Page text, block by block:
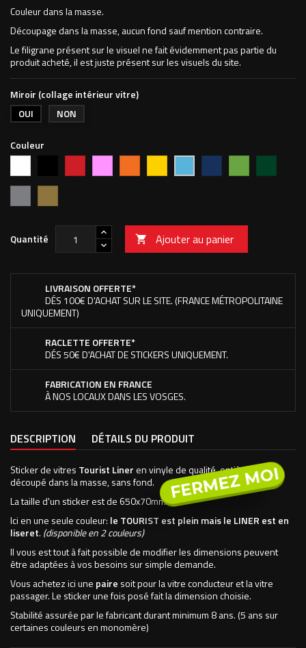
Couleur dans la masse.
Découpage dans la masse, aucun fond sauf mention contraire.
Le filigrane présent sur le visuel ne fait évidemment pas partie du
produit acheté, il est juste présent sur les visuels du site.
Miroir (collage intérieur vitre)
OUI
NON
Couleur
vif
clair
foncé pommeforêt
Quantité  Ajouter au panier
LIVRAISON OFFERTE*
DÉS 100€ D'ACHAT SUR LE SITE. (FRANCE MÉTROPOLITAINE
UNIQUEMENT)
RACLETTE OFFERTE*
DÉS 50€ D'ACHAT DE STICKERS UNIQUEMENT.
FABRICATION EN FRANCE
À NOS LOCAUX DANS LES VOSGES.
DESCRIPTION DÉTAILS DU PRODUIT
Sticker de vitres Tourist Liner en vinyle de qualité, entièrement
découpé dans la masse, sans fond.
La taille d'un sticker est de 650x70mm.
Ici en une seule couleur: le TOURIST est plein mais le LINER est en
liseret. (disponible en 2 couleurs)
Il vous est tout à fait possible de modifier les dimensions peuvent
être adaptées à vos besoins sur simple demande.
Vous achetez ici une paire soit pour la vitre conducteur et la vitre
passager. Le sticker une fois posé fait la dimension choisie.
Stabilité assurée par le fabricant durant minimum 8 ans. (5 ans sur
certaines couleurs en monomère)
FERMEZ MOI